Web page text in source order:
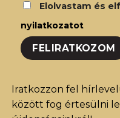
Elolvastam és
nyilatkozatot
Iratkozzon fel
között fog értesülni